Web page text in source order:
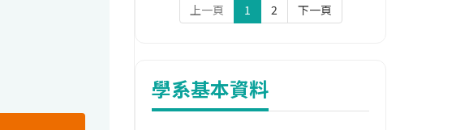
上一頁 1 2 下一頁
學系基本資料